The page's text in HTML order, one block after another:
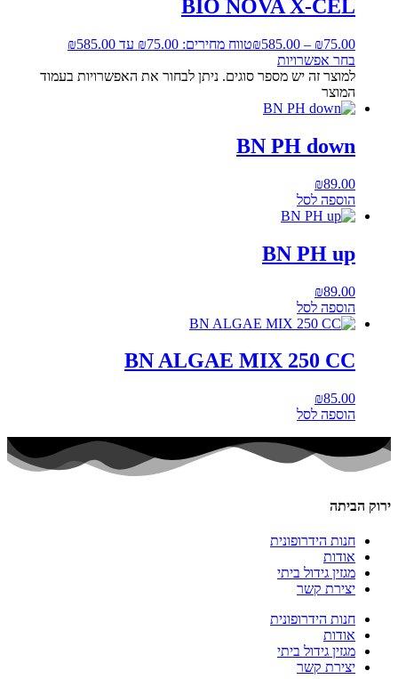
BIO NOVA X-CEL
₪75.00
–
₪585.00
טווח מחירים: ⁦₪75.00⁩ עד ⁦₪585.00⁩
בחר אפשרויות
למוצר זה יש מספר סוגים. ניתן לבחור את האפשרויות בעמוד
המוצר
BN PH down
₪89.00
הוספה לסל
BN PH up
₪89.00
הוספה לסל
BN ALGAE MIX 250 CC
₪85.00
הוספה לסל
ירוק הביתה
חנות הידרופונית
אודות
מגזין גידול ביתי
יצירת קשר
חנות הידרופונית
אודות
מגזין גידול ביתי
יצירת קשר